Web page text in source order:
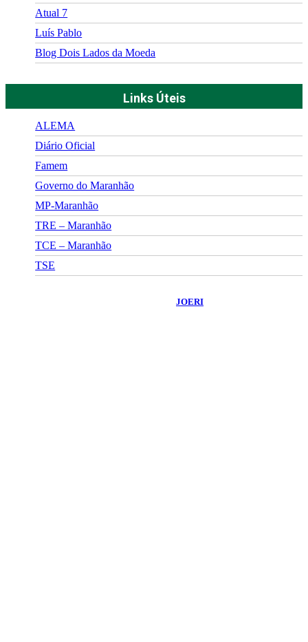
Atual 7
Luís Pablo
Blog Dois Lados da Moeda
Links Úteis
ALEMA
Diário Oficial
Famem
Governo do Maranhão
MP-Maranhão
TRE – Maranhão
TCE – Maranhão
TSE
JOERI